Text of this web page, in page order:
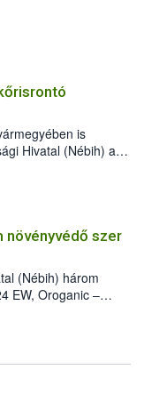
is
Hivatal (Nébih) a
jelenlétét. A
de már fertőzött
a szlovák
érdekében.
növényvédő szer
(Nébih) három
EW, Oroganic –
követően,
elleni további
termesztésben is